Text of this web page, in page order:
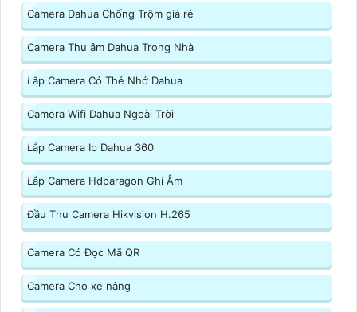
Camera Dahua Chống Trộm giá rẻ
Camera Thu âm Dahua Trong Nhà
Lắp Camera Có Thẻ Nhớ Dahua
Camera Wifi Dahua Ngoài Trời
Lắp Camera Ip Dahua 360
Lắp Camera Hdparagon Ghi Âm
Đầu Thu Camera Hikvision H.265
Camera Có Đọc Mã QR
Camera Cho xe nâng